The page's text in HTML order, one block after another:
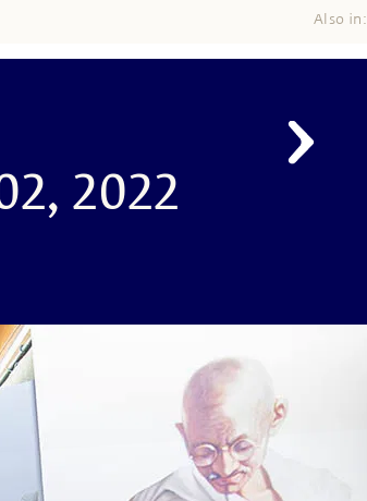
Also in:
2022